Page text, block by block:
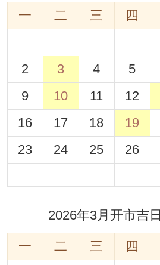
一 二 三 四
2
3 4 5
9
10 11 12
16
17 18 19
23
24 25 26
2026年3月开市吉日
一 二 三 四